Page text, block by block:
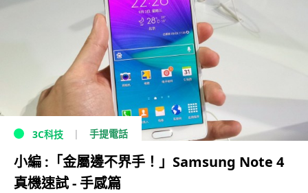
3C科技 手提電話
小編 :「金屬邊不界手！」Samsung Note 4
真機速試 - 手感篇